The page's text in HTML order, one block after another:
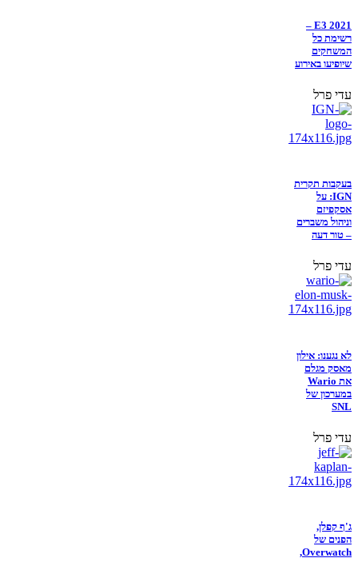
E3 2021 –
רשימת כל
המשחקים
שיופיעו באירוע
עדי פרל
בעקבות תקרית
IGN: על
אסקפיזם
וניהול משברים
– טור דעה
עדי פרל
לא נגענו: אילון
מאסק מגלם
את Wario
במערכון של
SNL
עדי פרל
ג'ף קפלן,
הפנים של
Overwatch,